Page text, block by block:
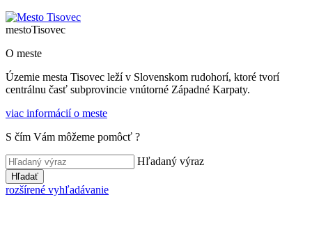
mestoTisovec
O meste
Územie mesta Tisovec leží v Slovenskom rudohorí, ktoré tvorí
centrálnu časť subprovincie vnútorné Západné Karpaty.
viac informácií o meste
S čím Vám môžeme pomôcť ?
Hľadaný výraz
Hľadať
rozšírené vyhľadávanie